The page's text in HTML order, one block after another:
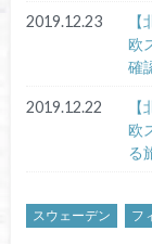
2019.12.23
欧
確
2019.12.22
欧
る
スウェーデン フ